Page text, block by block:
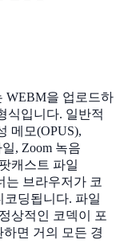
WEBM을 업로드하
식입니다. 일반적
메모(OPUS),
, Zoom 녹음
캐스트 파일
는 브라우저가 코
딩됩니다. 파일
상적인 코덱이 포
면 거의 모든 경